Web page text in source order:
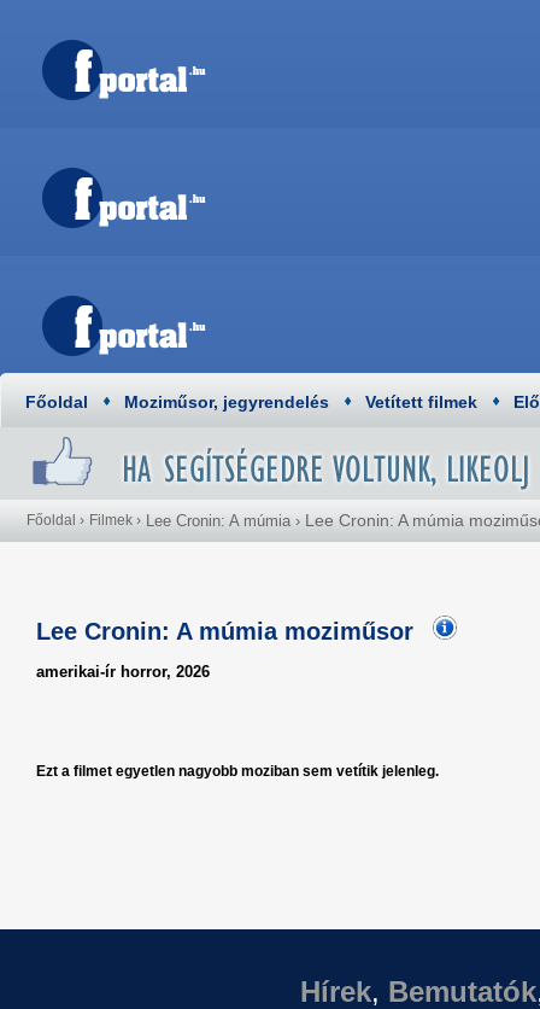
Főoldal Moziműsor, jegyrendelés Vetített filmek
Főoldal › Filmek › Lee Cronin: A múmia › Lee Cronin: A múmia
Lee Cronin: A múmia moziműsor
amerikai-ír horror, 2026
Ezt a filmet egyetlen nagyobb moziban sem vetítik jelenleg.
Hírek, Bemutatók